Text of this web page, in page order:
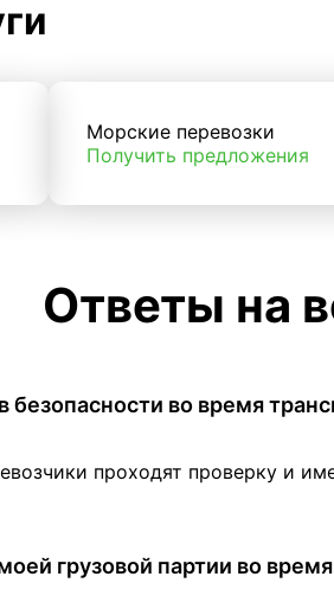
Морские перевозки
Получить предложения
Ответы на
безопасности во время
проходят проверку и
грузовой партии во